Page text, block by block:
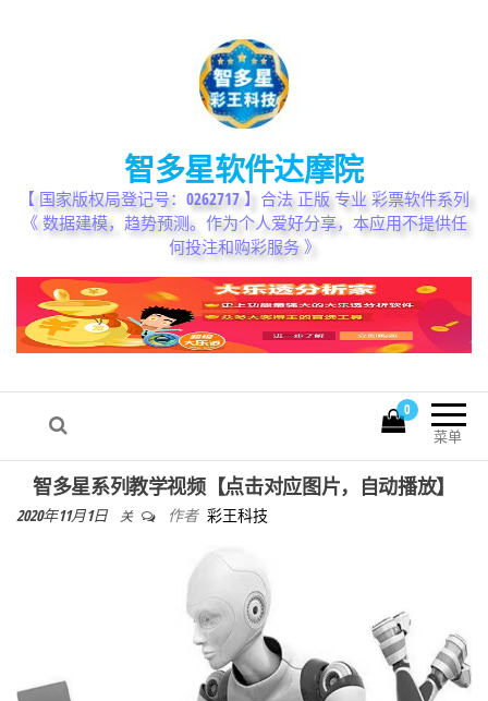
智多星软件达摩院
【 国家版权局登记号：0262717 】合法 正版 专业 彩票软件系列
《 数据建模，趋势预测。作为个人爱好分享，本应用不提供任
何投注和购彩服务 》
菜单
0
智多星系列教学视频【点击对应图片，自动播放】
2020年11月1日 关 作者 彩王科技